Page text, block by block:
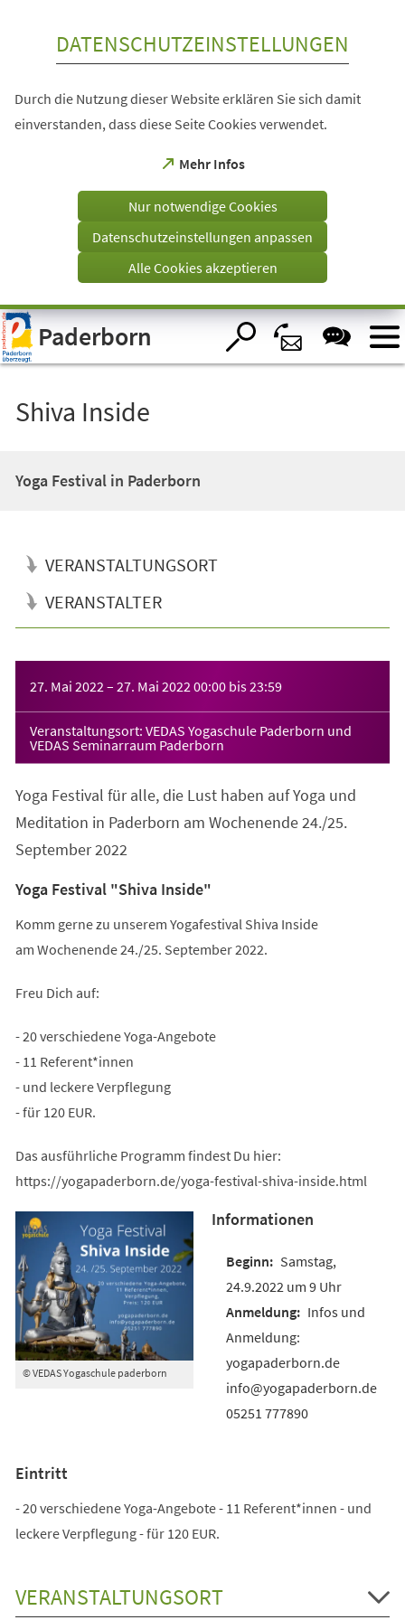
Visuelle
Assistenzsoftware
öffnen.
DATENSCHUTZEINSTELLUNGEN
Durch die Nutzung dieser Website erklären Sie sich damit
einverstanden, dass diese Seite Cookies verwendet.
Mehr Infos
(Öffnet
einem
Tab)
Nur notwendige Cookies
Datenschutzeinstellungen anpassen
Alle Cookies akzeptieren
Paderborn
Shiva Inside
Yoga Festival in Paderborn
VERANSTALTUNGSORT
VERANSTALTER
27. Mai 2022 – 27. Mai 2022 00:00 bis23:59
Veranstaltungsort: VEDAS Yogaschule Paderborn und
VEDAS Seminarraum Paderborn
Yoga Festival für alle, die Lust haben auf Yoga und
Meditation in Paderborn am Wochenende 24./25.
September 2022
Yoga Festival "Shiva Inside"
Komm gerne zu unserem Yogafestival Shiva Inside
am Wochenende 24./25. September 2022.
Freu Dich auf:
- 20 verschiedene Yoga-Angebote
- 11 Referent*innen
- und leckere Verpflegung
- für 120 EUR.
Das ausführliche Programm findest Du hier:
https://yogapaderborn.de/yoga-festival-shiva-inside.html
© VEDAS Yogaschule paderborn
Informationen
Samstag,
24.9.2022 um 9 Uhr
Infos und
Anmeldung:
yogapaderborn.de
info@yogapaderborn.de
05251 777890
Eintritt
- 20 verschiedene Yoga-Angebote - 11 Referent*innen - und
leckere Verpflegung - für 120 EUR.
VERANSTALTUNGSORT